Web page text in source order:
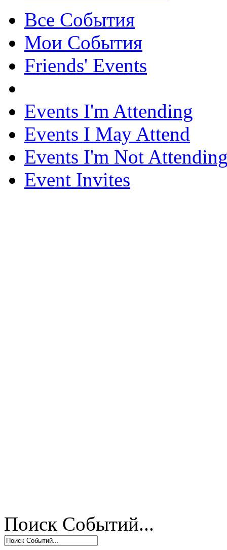
Все События
Мои События
Friends' Events
Events I'm Attending
Events I May Attend
Events I'm Not
Event Invites
Поиск Событий...